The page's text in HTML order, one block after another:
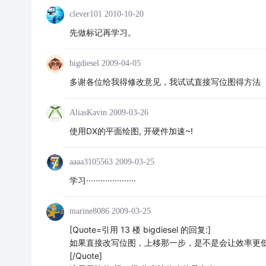
clever101 2010-10-20
先做标记再学习。
bigdiesel 2009-04-05
多谢各位给我得修改意见，我试试直接写位图得方法
AliasKavin 2009-03-26
使用DX的平面绘图, 开硬件加速~!
aaaa3105563 2009-03-25
学习·····················
marine8086 2009-03-25
[Quote=引用 13 楼 bigdiesel 的回复:]
如果直接改写位图，上移那一步，是不是会让效率更
[/Quote]